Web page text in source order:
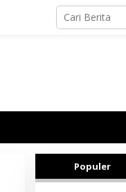
Populer